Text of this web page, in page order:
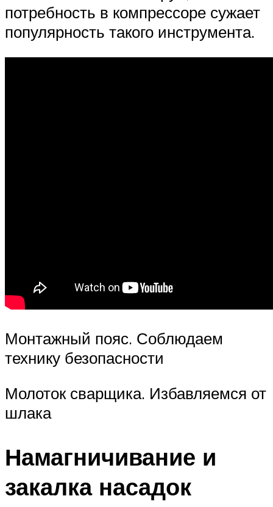
потребность в компрессоре сужает
популярность такого инструмента.
Монтажный пояс. Соблюдаем
технику безопасности
Молоток сварщика. Избавляемся от
шлака
Намагничивание и
закалка насадок